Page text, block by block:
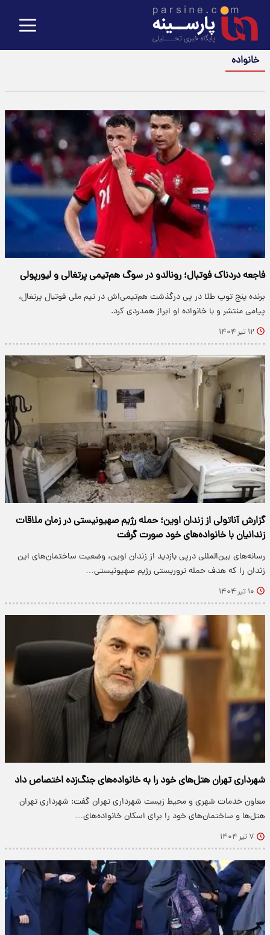
خانواده
فاجعه دردناک فوتبال؛ رونالدو در سوگ هم‌تیمی پرتغالی و لیورپولی
برنده پنج توپ طلا در پی درگذشت هم‌تیمی‌اش در تیم ملی فوتبال پرتغال،
پیامی منتشر و با خانواده او ابراز همدردی کرد.
۱۲ تیر ۱۴۰۴
گزارش آناتولی از زندان اوین؛ حمله رژیم صهیونیستی در زمان ملاقات
زندانیان با خانواده‌های خود صورت گرفت
رسانه‌های بین‌المللی درپی بازدید از زندان اوین، وضعیت ساختمان‌های این
زندان را که هدف حمله تروریستی رژیم صهیونیستی…
۱۰ تیر ۱۴۰۴
شهرداری تهران هتل‌های خود را به خانواده‌های جنگ‌زده اختصاص داد
معاون خدمات شهری و محیط زیست شهرداری تهران گفت: شهرداری تهران
هتل‌ها و ساختمان‌های خود را برای اسکان خانواده‌های…
۷ تیر ۱۴۰۴